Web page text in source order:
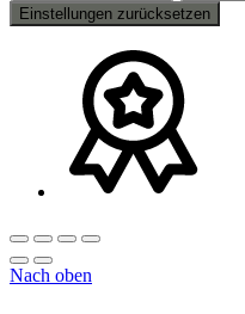
Einstellungen zurücksetzen
Nach oben